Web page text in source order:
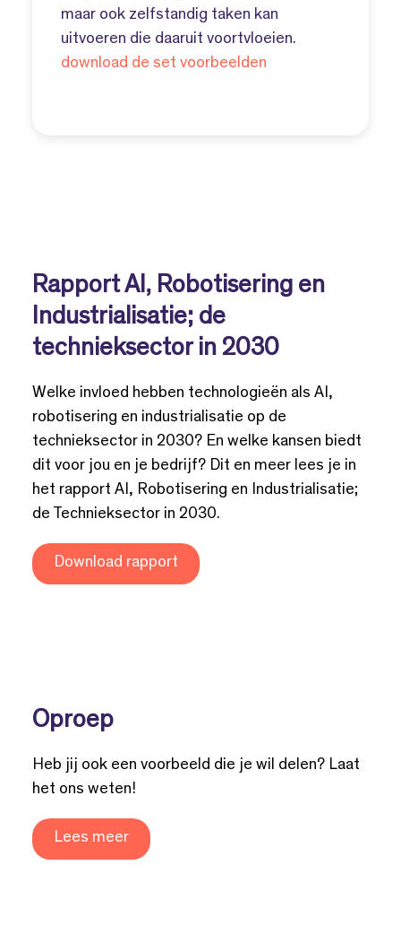
maar ook zelfstandig taken kan
uitvoeren die daaruit voortvloeien.
download de set voorbeelden
Rapport AI, Robotisering en
Industrialisatie; de
technieksector in 2030
Welke invloed hebben technologieën als AI,
robotisering en industrialisatie op de
technieksector in 2030? En welke kansen biedt
dit voor jou en je bedrijf? Dit en meer lees je in
het rapport AI, Robotisering en Industrialisatie;
de Technieksector in 2030.
Download rapport
Oproep
Heb jij ook een voorbeeld die je wil delen? Laat
het ons weten!
Lees meer